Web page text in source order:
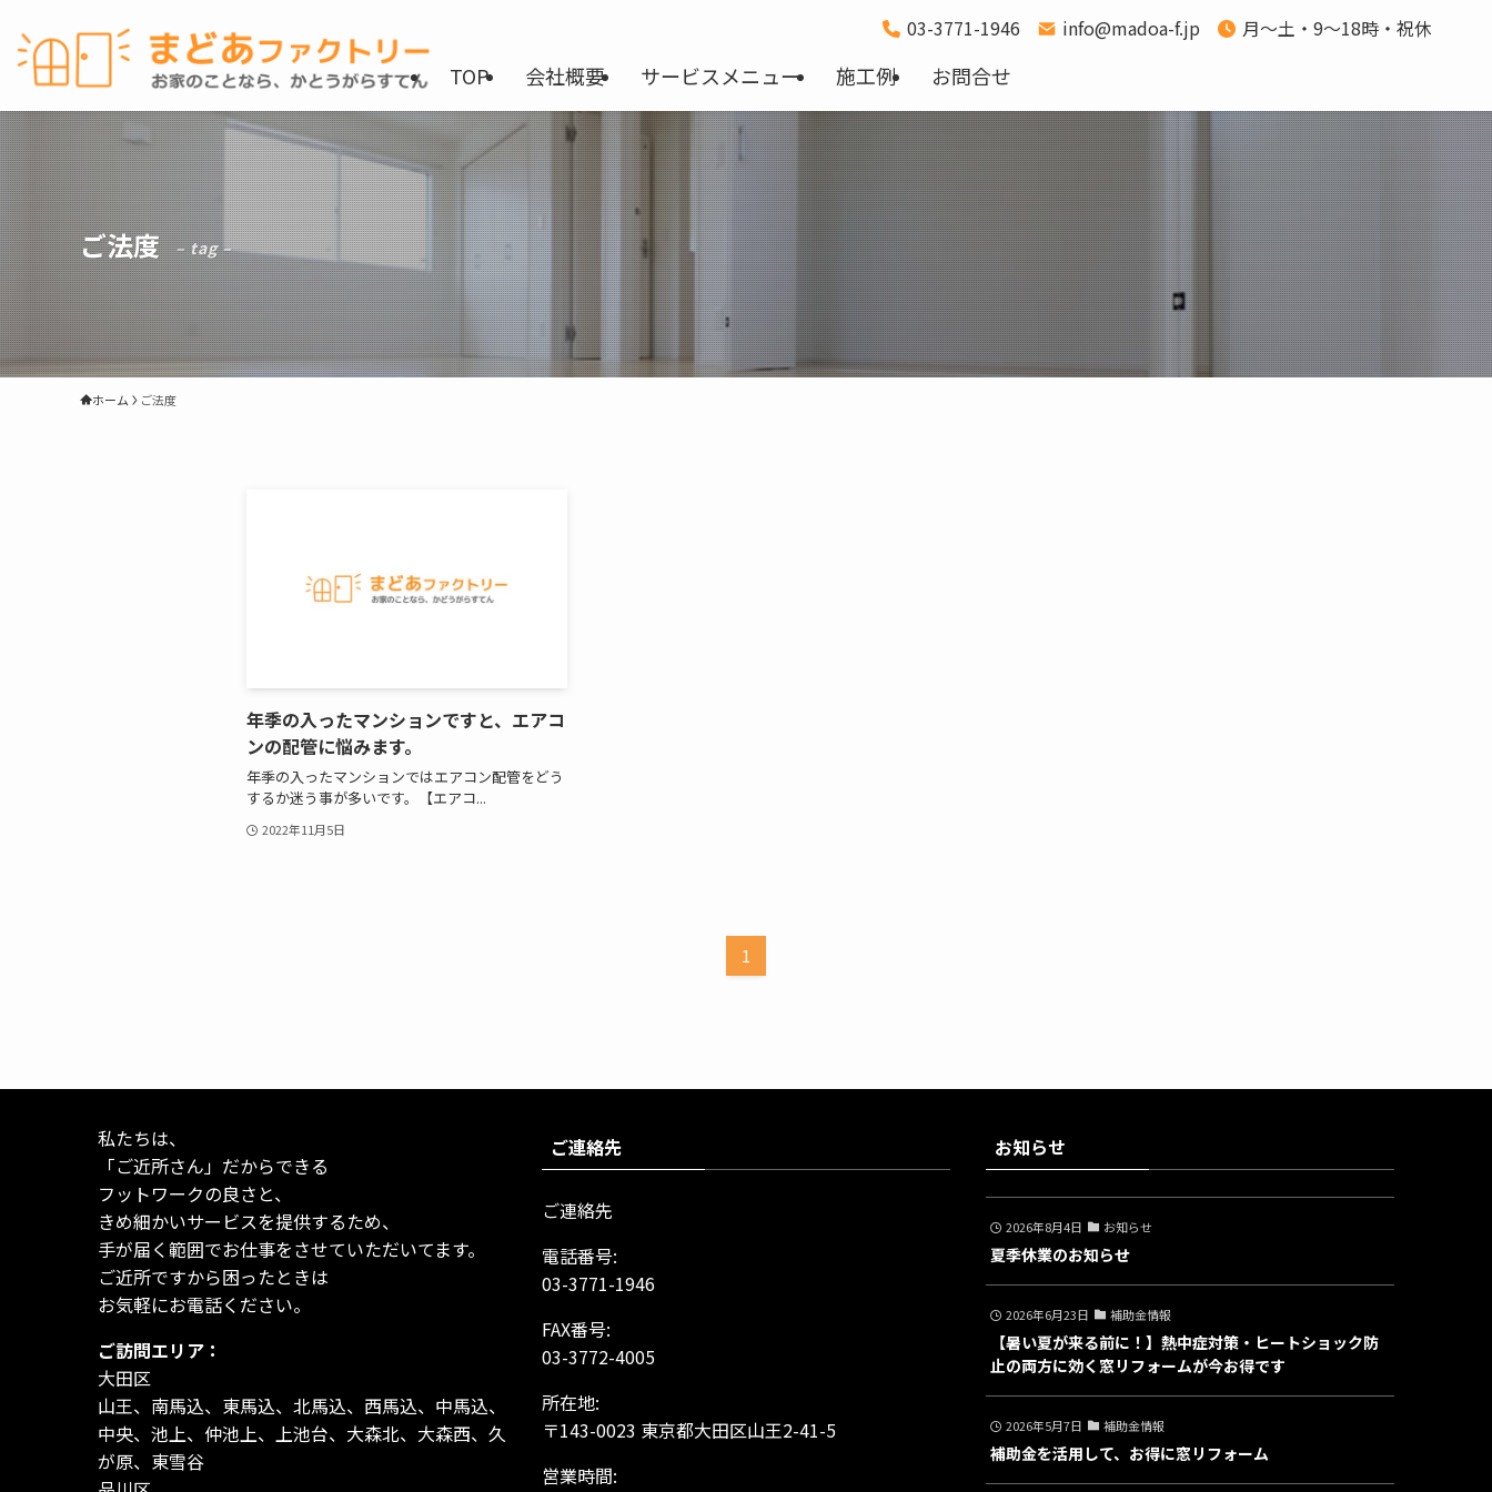
TOP 会社概要 サービスメニュー 施工例 お問合せ
03-3771-1946 info@madoa-f.jp 月～土・9～18時・祝休
ご法度 – tag –
ホーム ご法度
年季の入ったマンションですと、エアコ
ンの配管に悩みます。
年季の入ったマンションではエアコン配管をどう
するか迷う事が多いです。【エアコ...
2022年11月5日
1
私たちは、
「ご近所さん」だからできる
フットワークの良さと、
きめ細かいサービスを提供するため、
手が届く範囲でお仕事をさせていただいてます。
ご近所ですから困ったときは
お気軽にお電話ください。
ご訪問エリア：
大田区
山王、南馬込、東馬込、北馬込、西馬込、中馬込、
中央、池上、仲池上、上池台、大森北、大森西、久
が原、東雪谷
ご連絡先
ご連絡先
電話番号:
03-3771-1946
FAX番号:
03-3772-4005
所在地:
〒143-0023 東京都大田区山王2-41-5
営業時間:
お知らせ
2026年8月4日 お知らせ
夏季休業のお知らせ
2026年6月23日 補助金情報
【暑い夏が来る前に！】熱中症対策・ヒートショック防
止の両方に効く窓リフォームが今お得です
2026年5月7日 補助金情報
補助金を活用して、お得に窓リフォーム